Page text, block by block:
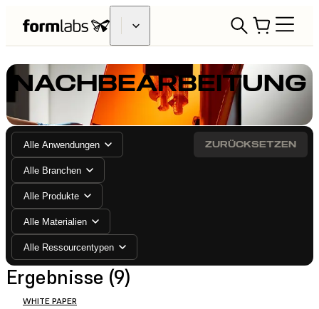
NACHBEARBEITUNG
Alle Anwendungen
Alle Branchen
Alle Produkte
Alle Materialien
Alle Ressourcentypen
ZURÜCKSETZEN
Ergebnisse (9)
WHITE PAPER